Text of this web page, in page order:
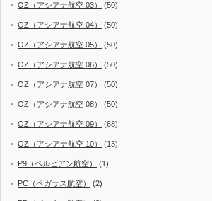
OZ（アシアナ航空 03） (50)
OZ（アシアナ航空 04） (50)
OZ（アシアナ航空 05） (50)
OZ（アシアナ航空 06） (50)
OZ（アシアナ航空 07） (50)
OZ（アシアナ航空 08） (50)
OZ（アシアナ航空 09） (68)
OZ（アシアナ航空 10） (13)
P9（ペルビアン航空） (1)
PC（ペガサス航空） (2)